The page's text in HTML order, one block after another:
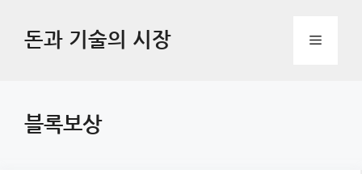
돈과 기술의 시장 Menu
블록보상